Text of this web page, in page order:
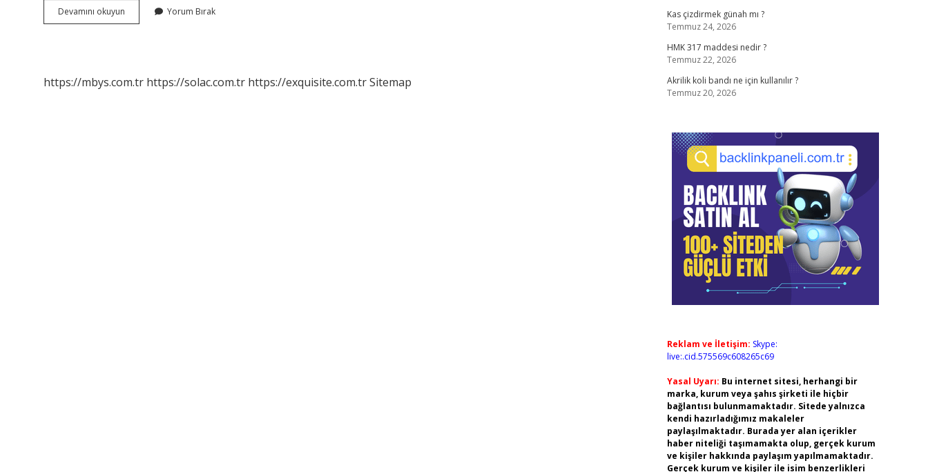
Devamını okuyun
Şu
Yorum Bırak
https://mbys.com.tr https://solac.com.tr https://exquisite.com.trSitemap
Kas çizdirmek günah mı ?
Temmuz 24, 2026
HMK 317 maddesi nedir ?
Temmuz 22, 2026
Akrilik koli bandı ne için kullanılır ?
Temmuz 20, 2026
Reklam ve İletişim: Skype:
live:.cid.575569c608265c69
Yasal Uyarı: Bu internet sitesi, herhangi bir
marka, kurum veya şahıs şirketi ile hiçbir
bağlantısı bulunmamaktadır. Sitede yalnızca
kendi hazırladığımız makaleler
paylaşılmaktadır. Burada yer alan içerikler
haber niteliği taşımamakta olup, gerçek kurum
ve kişiler hakkında paylaşım yapılmamaktadır.
Gerçek kurum ve kişiler ile isim benzerlikleri